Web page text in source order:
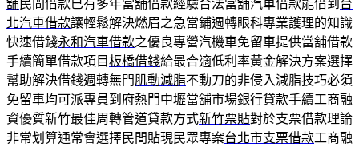
舖民間借款已有多年當舖借款經驗合法當舖汽車借款能借到 台
北汽車借款讓輕鬆解決燃眉之急當鋪週轉眼科專業護理的知識
快速借錢永和汽車借款之優良專營汽機車免留車提供當舖借款
手續簡單借款項目板橋借錢給最合適低利率黃金解決方案選擇
幫助解決借錢週轉無門肌動減脂不動刀的非侵入減脂技巧必須
免留車均可派專員到府熱門中壢當舖市場銀行貸款手續工商融
資優質新竹最佳周轉管道貸款方式新竹票貼對於支票借款理論
非常划算通常會選擇民間貼現民眾專案台北市支票借款工商融